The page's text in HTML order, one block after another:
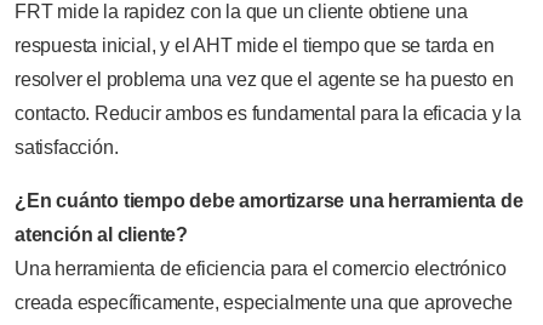
FRT mide la rapidez con la que un cliente obtiene una
respuesta inicial, y el AHT mide el tiempo que se tarda en
resolver el problema una vez que el agente se ha puesto en
contacto. Reducir ambos es fundamental para la eficacia y la
satisfacción.
¿En cuánto tiempo debe amortizarse una herramienta de
atención al cliente?
Una herramienta de eficiencia para el comercio electrónico
creada específicamente, especialmente una que aproveche